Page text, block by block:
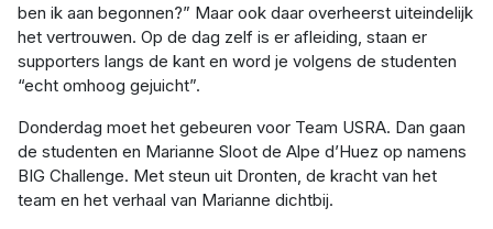
ben ik aan begonnen?” Maar ook daar overheerst uiteindelijk
het vertrouwen. Op de dag zelf is er afleiding, staan er
supporters langs de kant en word je volgens de studenten
“echt omhoog gejuicht”.
Donderdag moet het gebeuren voor Team USRA. Dan gaan
de studenten en Marianne Sloot de Alpe d’Huez op namens
BIG Challenge. Met steun uit Dronten, de kracht van het
team en het verhaal van Marianne dichtbij.